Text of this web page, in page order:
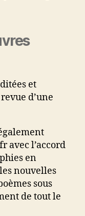
et
d’une
avec l’accord
en
nouvelles
sous
de tout le